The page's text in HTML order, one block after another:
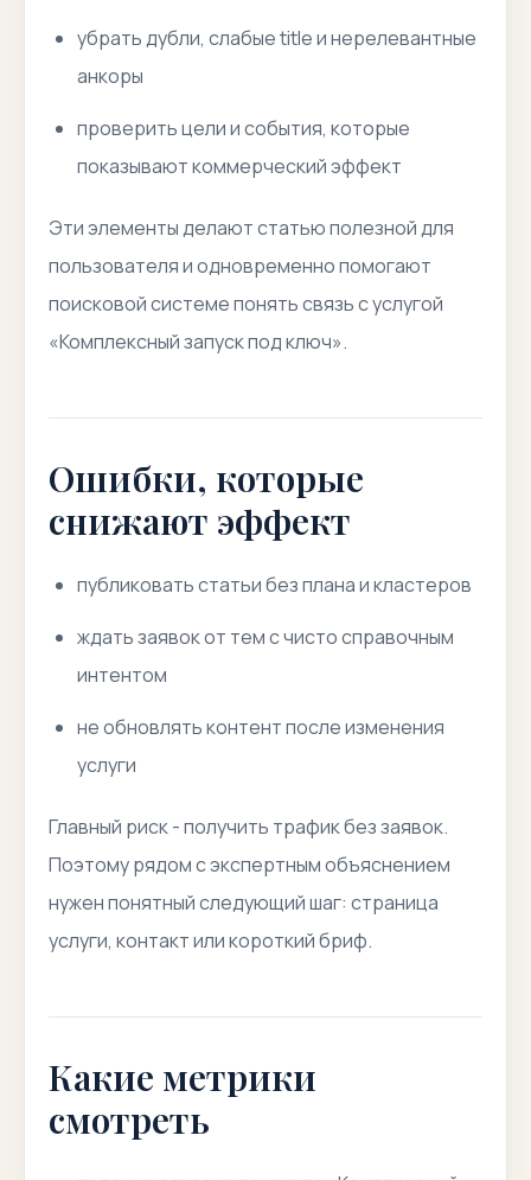
убрать дубли, слабые title и нерелевантные
анкоры
проверить цели и события, которые
показывают коммерческий эффект
Эти элементы делают статью полезной для
пользователя и одновременно помогают
поисковой системе понять связь с услугой
«Комплексный запуск под ключ».
Ошибки, которые
снижают эффект
публиковать статьи без плана и кластеров
ждать заявок от тем с чисто справочным
интентом
не обновлять контент после изменения
услуги
Главный риск - получить трафик без заявок.
Поэтому рядом с экспертным объяснением
нужен понятный следующий шаг: страница
услуги, контакт или короткий бриф.
Какие метрики
смотреть